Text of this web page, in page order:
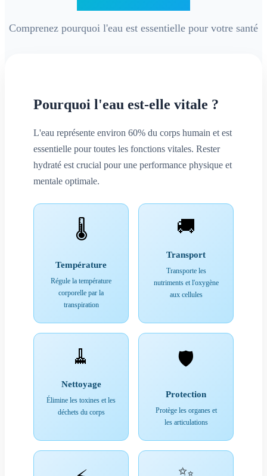
Comprenez pourquoi l'eau est essentielle pour votre santé
Pourquoi l'eau est-elle vitale ?
L'eau représente environ 60% du corps humain et est
essentielle pour toutes les fonctions vitales. Rester
hydraté est crucial pour une performance physique et
mentale optimale.
🌡️
Température
Régule la température
corporelle par la
transpiration
🚚
Transport
Transporte les
nutriments et l'oxygène
aux cellules
🧹
Nettoyage
Élimine les toxines et les
déchets du corps
🛡️
Protection
Protège les organes et
les articulations